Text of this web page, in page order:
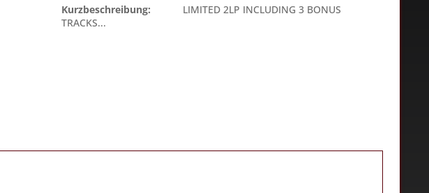
Kurzbeschreibung:
LIMITED 2LP INCLUDING 3 BONUS
TRACKS...